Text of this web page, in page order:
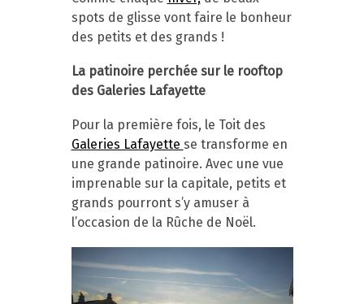
spots de glisse vont faire le bonheur
des petits et des grands !
La patinoire perchée sur le rooftop
des Galeries Lafayette
Pour la première fois, le Toit des
Galeries Lafayette se transforme en
une grande patinoire. Avec une vue
imprenable sur la capitale, petits et
grands pourront s’y amuser à
l’occasion de la Rûche de Noël.